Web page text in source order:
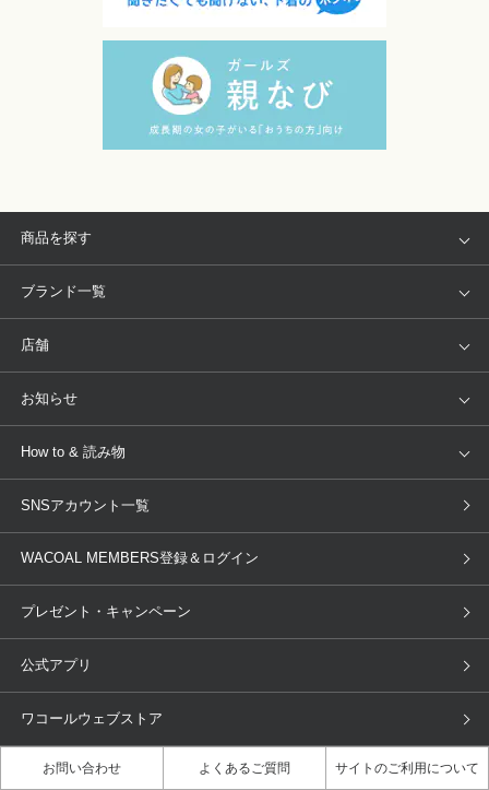
商品を探す
アイテム
トピックス
ブランド一覧
WACOAL
AMPHI une nana cool
OUR WACOAL
WACOAL Remamma
Licensed Brands
店舗
店舗を探す
ブラ無料診断
3Dボディスキャン
お知らせ
新着情報
商品回収
ニュース＆トピックス
How to & 読み物
下着の基礎知識
ブラパン ワコールスタイル
大人の工場見学inベトナム 人間科学研究開発センター見学
店舗体験記（マンガ）
ワコールカルネアプリ使い方ガイ
3Dボディスキャン体験（マンガ）
SNSアカウント一覧
WACOAL MEMBERS登録＆ログイン
プレゼント・キャンペーン
公式アプリ
ワコールウェブストア
お問い合わせ よくあるご質問 サイトのご利用について